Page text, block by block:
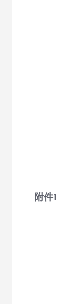
附件1
申